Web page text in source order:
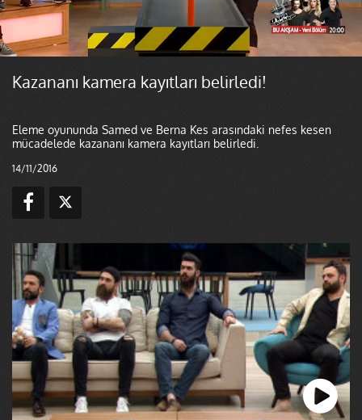
Kazananı kamera kayıtları belirledi!
Eleme oyununda Samed ve Berna Kes arasındaki nefes kesen
mücadelede kazananı kamera kayıtları belirledi.
14/11/2016